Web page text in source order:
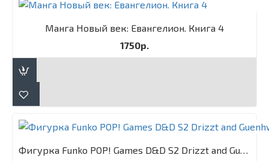
Манга Новый век: Евангелион. Книга 4
1750р.
Фигурка Funko POP! Games D&D S2 Drizzt and Guenhwyvar 2PK